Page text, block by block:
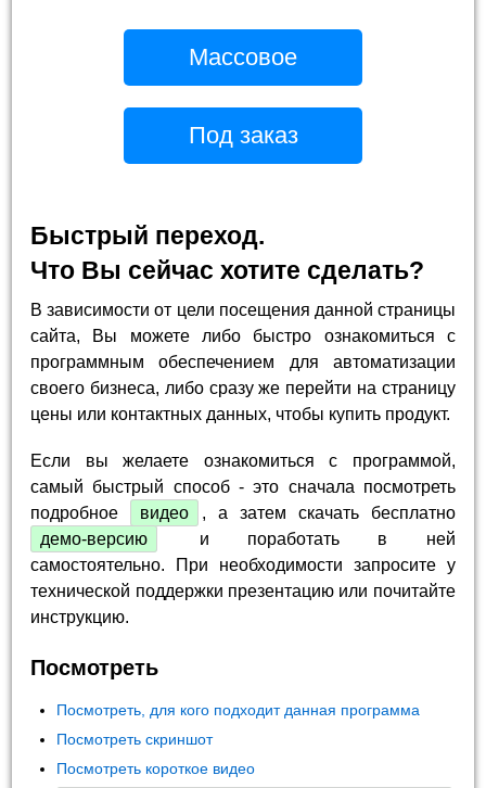
Массовое
Под заказ
Быстрый переход.
Что Вы сейчас хотите сделать?
В зависимости от цели посещения данной страницы
сайта, Вы можете либо быстро ознакомиться с
программным обеспечением для автоматизации
своего бизнеса, либо сразу же перейти на страницу
цены или контактных данных, чтобы купить продукт.
Если вы желаете ознакомиться с программой,
самый быстрый способ - это сначала посмотреть
подробное
видео
, а затем скачать бесплатно
демо-версию
и поработать в ней
самостоятельно. При необходимости запросите у
технической поддержки презентацию или почитайте
инструкцию.
Посмотреть
Посмотреть, для кого подходит данная программа
Посмотреть скриншот
Посмотреть короткое видео